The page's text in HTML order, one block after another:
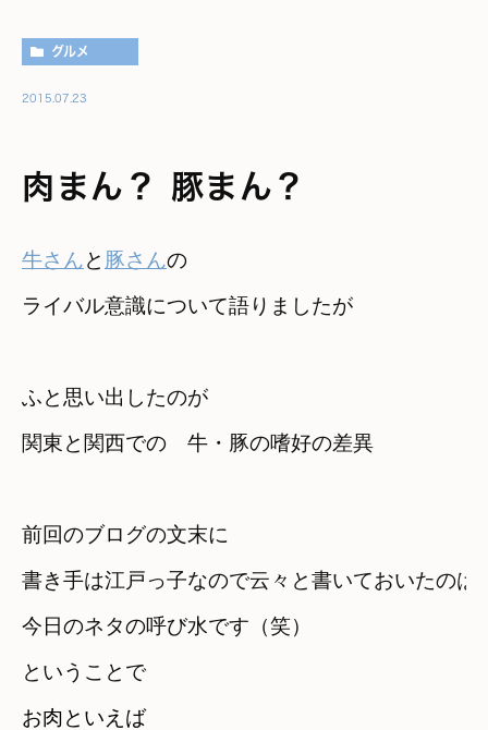
グルメ
2015.07.23
肉まん？ 豚まん？
牛さんと 豚さんの
ふと思い出したのが
前回のブログの文末に
書き手は江戸っ子なので云々と書いておいたのは
今日のネタの呼び水です（笑）
ということで
お肉といえば